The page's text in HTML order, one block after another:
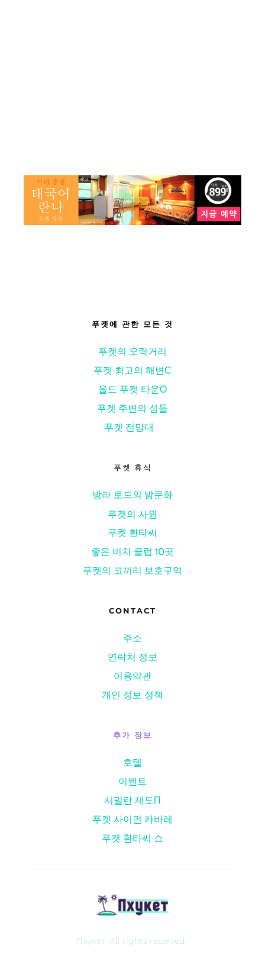
푸켓에 관한 모든 것
푸켓의 오락거리
푸켓 최고의 해변С
올드 푸켓 타운О
푸켓 주변의 섬들
푸켓 전망대
푸켓 휴식
방라 로드의 밤문화
푸켓의 사원
푸켓 환타씨
좋은 비치 클럽 10곳
푸켓의 코끼리 보호구역
CONTACT
주소
연락처 정보
이용약관
개인 정보 정책
추가 정보
호텔
이벤트
시밀란 제도П
푸켓 사이먼 카바레
푸켓 환타씨 쇼
Пхукет. All rights reserved.